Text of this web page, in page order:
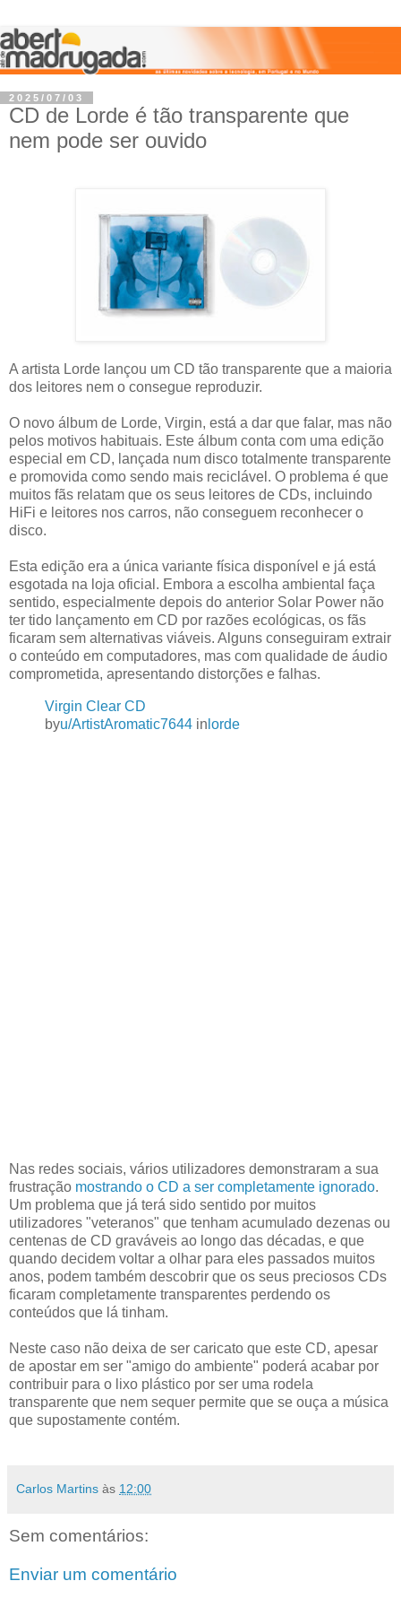
2025/07/03
CD de Lorde é tão transparente que
nem pode ser ouvido
A artista Lorde lançou um CD tão transparente que a maioria
dos leitores nem o consegue reproduzir.
O novo álbum de Lorde, Virgin, está a dar que falar, mas não
pelos motivos habituais. Este álbum conta com uma edição
especial em CD, lançada num disco totalmente transparente
e promovida como sendo mais reciclável. O problema é que
muitos fãs relatam que os seus leitores de CDs, incluindo
HiFi e leitores nos carros, não conseguem reconhecer o
disco.
Esta edição era a única variante física disponível e já está
esgotada na loja oficial. Embora a escolha ambiental faça
sentido, especialmente depois do anterior Solar Power não
ter tido lançamento em CD por razões ecológicas, os fãs
ficaram sem alternativas viáveis. Alguns conseguiram extrair
o conteúdo em computadores, mas com qualidade de áudio
comprometida, apresentando distorções e falhas.
Virgin Clear CD
byu/ArtistAromatic7644 in lorde
Nas redes sociais, vários utilizadores demonstraram a sua
frustração mostrando o CD a ser completamente ignorado.
Um problema que já terá sido sentido por muitos
utilizadores "veteranos" que tenham acumulado dezenas ou
centenas de CD graváveis ao longo das décadas, e que
quando decidem voltar a olhar para eles passados muitos
anos, podem também descobrir que os seus preciosos CDs
ficaram completamente transparentes perdendo os
conteúdos que lá tinham.
Neste caso não deixa de ser caricato que este CD, apesar
de apostar em ser "amigo do ambiente" poderá acabar por
contribuir para o lixo plástico por ser uma rodela
transparente que nem sequer permite que se ouça a música
que supostamente contém.
Carlos Martins às 12:00
Sem comentários:
Enviar um comentário